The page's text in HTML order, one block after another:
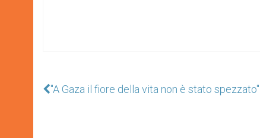
"A Gaza il fiore della vita non è stato spezzato"